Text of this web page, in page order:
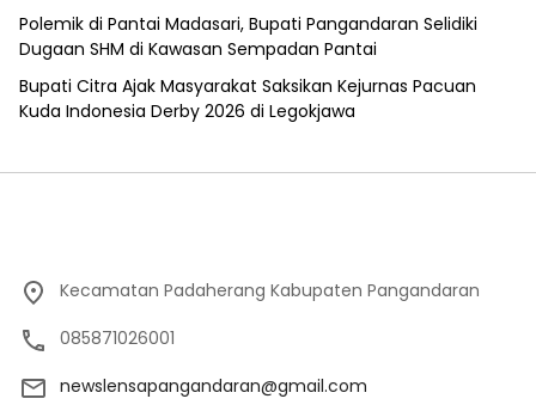
Polemik di Pantai Madasari, Bupati Pangandaran Selidiki
Dugaan SHM di Kawasan Sempadan Pantai
Bupati Citra Ajak Masyarakat Saksikan Kejurnas Pacuan
Kuda Indonesia Derby 2026 di Legokjawa
Kecamatan Padaherang Kabupaten Pangandaran
085871026001
newslensapangandaran@gmail.com